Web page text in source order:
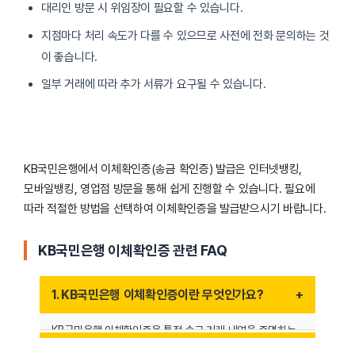
대리인 방문 시 위임장이 필요할 수 있습니다.
지점마다 처리 속도가 다를 수 있으므로 사전에 전화 문의하는 것
이 좋습니다.
일부 거래에 따라 추가 서류가 요구될 수 있습니다.
KB국민은행에서 이체확인증(송금 확인증) 발급은 인터넷뱅킹,
모바일뱅킹, 영업점 방문을 통해 쉽게 진행할 수 있습니다. 필요에
따라 적절한 방법을 선택하여 이체확인증을 발급받으시기 바랍니다.
KB국민은행 이체확인증 관련 FAQ
1. KB국민은행 이체확인증이란 무엇인가요?
KB국민은행 이체확인증은 특정 송금 거래 내역을 증명하는